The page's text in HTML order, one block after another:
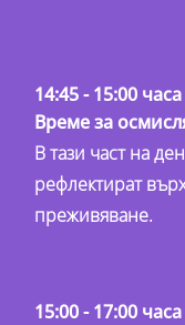
14:45 - 15:00 часа
Време за
В тази част на
рефлектират
преживяване.
15:00 - 17:00 часа